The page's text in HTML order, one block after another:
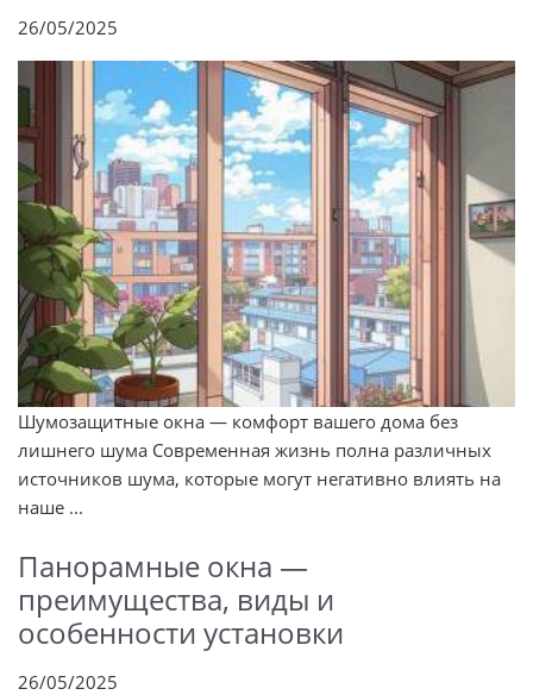
26/05/2025
Шумозащитные окна — комфорт вашего дома без
лишнего шума Современная жизнь полна различных
источников шума, которые могут негативно влиять на
наше ...
Панорамные окна —
преимущества, виды и
особенности установки
26/05/2025